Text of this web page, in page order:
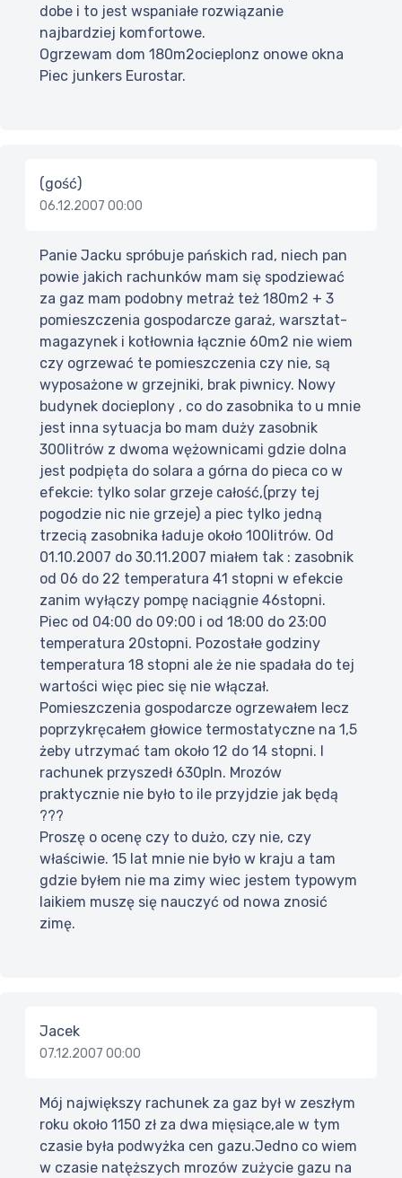
dobe i to jest wspaniałe rozwiązanie
najbardziej komfortowe.
Ogrzewam dom 180m2ocieplonz onowe okna
Piec junkers Eurostar.
(gość)
06.12.2007 00:00
Panie Jacku spróbuje pańskich rad, niech pan
powie jakich rachunków mam się spodziewać
za gaz mam podobny metraż też 180m2 + 3
pomieszczenia gospodarcze garaż, warsztat-
magazynek i kotłownia łącznie 60m2 nie wiem
czy ogrzewać te pomieszczenia czy nie, są
wyposażone w grzejniki, brak piwnicy. Nowy
budynek docieplony , co do zasobnika to u mnie
jest inna sytuacja bo mam duży zasobnik
300litrów z dwoma wężownicami gdzie dolna
jest podpięta do solara a górna do pieca co w
efekcie: tylko solar grzeje całość,(przy tej
pogodzie nic nie grzeje) a piec tylko jedną
trzecią zasobnika ładuje około 100litrów. Od
01.10.2007 do 30.11.2007 miałem tak : zasobnik
od 06 do 22 temperatura 41 stopni w efekcie
zanim wyłączy pompę naciągnie 46stopni.
Piec od 04:00 do 09:00 i od 18:00 do 23:00
temperatura 20stopni. Pozostałe godziny
temperatura 18 stopni ale że nie spadała do tej
wartości więc piec się nie włączał.
Pomieszczenia gospodarcze ogrzewałem lecz
poprzykręcałem głowice termostatyczne na 1,5
żeby utrzymać tam około 12 do 14 stopni. I
rachunek przyszedł 630pln. Mrozów
praktycznie nie było to ile przyjdzie jak będą
???
Proszę o ocenę czy to dużo, czy nie, czy
właściwie. 15 lat mnie nie było w kraju a tam
gdzie byłem nie ma zimy wiec jestem typowym
laikiem muszę się nauczyć od nowa znosić
zimę.
Jacek
07.12.2007 00:00
Mój największy rachunek za gaz był w zeszłym
roku około 1150 zł za dwa mięsiące,ale w tym
czasie była podwyżka cen gazu.Jedno co wiem
w czasie natęższych mrozów zużycie gazu na